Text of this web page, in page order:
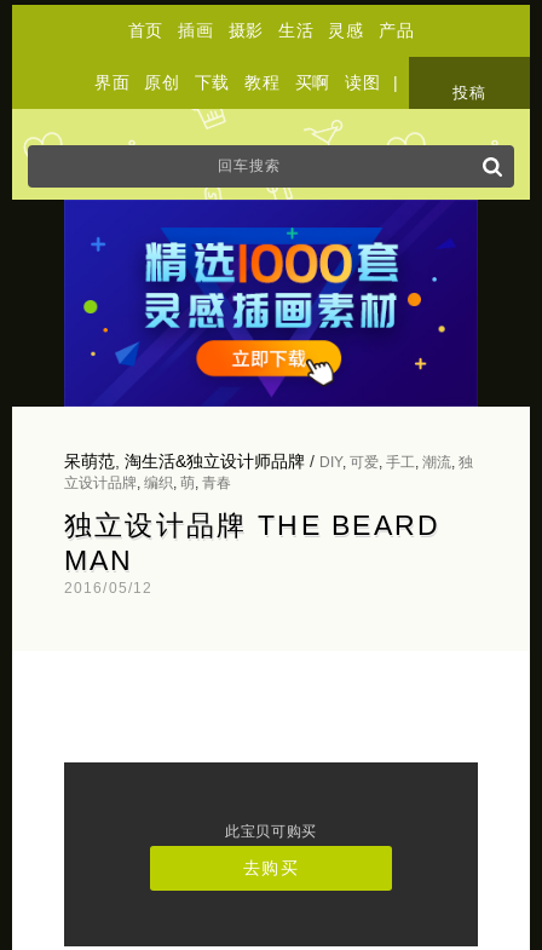
首页 插画 摄影 生活 灵感 产品
界面 原创 下载 教程 买啊 读图 |
投稿
呆萌范, 淘生活&独立设计师品牌/ DIY, 可爱, 手工 潮流, 独
立设计品牌, 编织 萌, 青春
独立设计品牌 THE BEARD
MAN
2016/05/12
此宝贝可购买
去购买